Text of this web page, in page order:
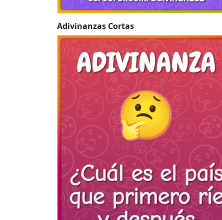
Adivinanzas Cortas